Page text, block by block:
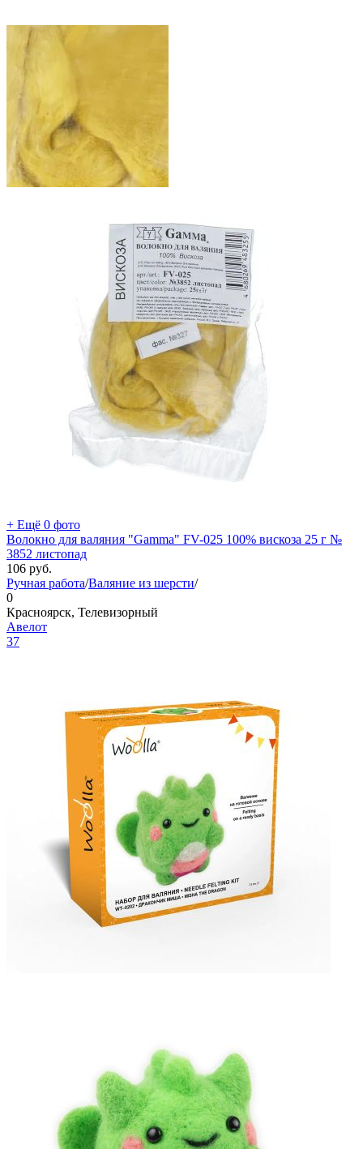
+ Ещё 0 фото
Волокно для валяния "Gamma" FV-025 100% вискоза 25 г №
3852 листопад
106 руб.
Ручная работа/Валяние из шерсти/
0
Красноярск, Телевизорный
Авелот
37